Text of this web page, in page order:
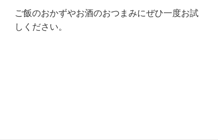
ご飯のおかずやお酒のおつまみにぜひ一度お試
しください。